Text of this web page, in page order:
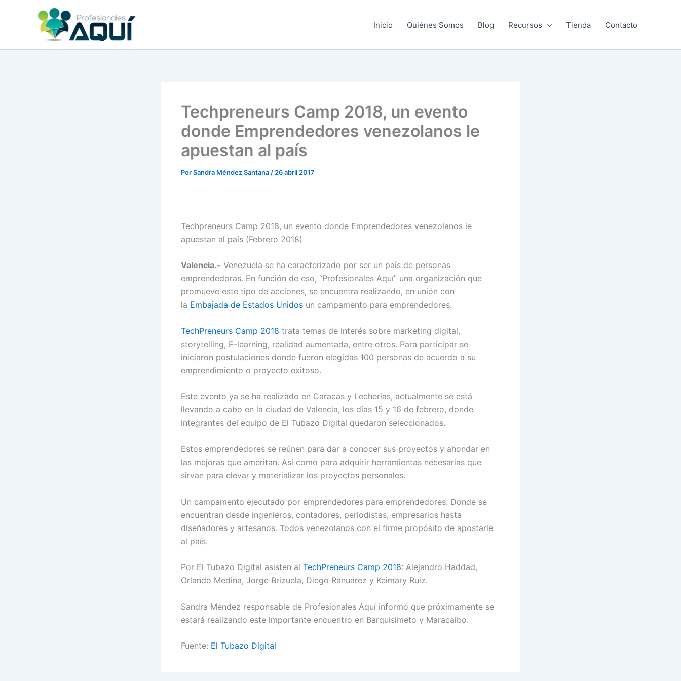
Inicio Quiénes Somos Blog Recursos Tienda Contacto
Techpreneurs Camp 2018, un evento
donde Emprendedores venezolanos le
apuestan al país
PorSandra Méndez Santana / 26 abril 2017
Techpreneurs Camp 2018, un evento donde Emprendedores venezolanos le
apuestan al país (Febrero 2018)
Valencia.- Venezuela se ha caracterizado por ser un país de personas
emprendedoras. En función de eso, “Profesionales Aquí” una organización que
promueve este tipo de acciones, se encuentra realizando, en unión con
la Embajada de Estados Unidos un campamento para emprendedores.
TechPreneurs Camp 2018 trata temas de interés sobre marketing digital,
storytelling, E-learning, realidad aumentada, entre otros. Para participar se
iniciaron postulaciones donde fueron elegidas 100 personas de acuerdo a su
emprendimiento o proyecto exitoso.
Este evento ya se ha realizado en Caracas y Lecherias, actualmente se está
llevando a cabo en la ciudad de Valencia, los días 15 y 16 de febrero, donde
integrantes del equipo de El Tubazo Digital quedaron seleccionados.
Estos emprendedores se reúnen para dar a conocer sus proyectos y ahondar en
las mejoras que ameritan. Así como para adquirir herramientas necesarias que
sirvan para elevar y materializar los proyectos personales.
Un campamento ejecutado por emprendedores para emprendedores. Donde se
encuentran desde ingenieros, contadores, periodistas, empresarios hasta
diseñadores y artesanos. Todos venezolanos con el firme propósito de apostarle
al país.
Por El Tubazo Digital asisten al TechPreneurs Camp 2018: Alejandro Haddad,
Orlando Medina, Jorge Brizuela, Diego Ranuárez y Keimary Ruiz.
Sandra Méndez responsable de Profesionales Aquí informó que próximamente se
estará realizando este importante encuentro en Barquisimeto y Maracaibo.
Fuente: El Tubazo Digital